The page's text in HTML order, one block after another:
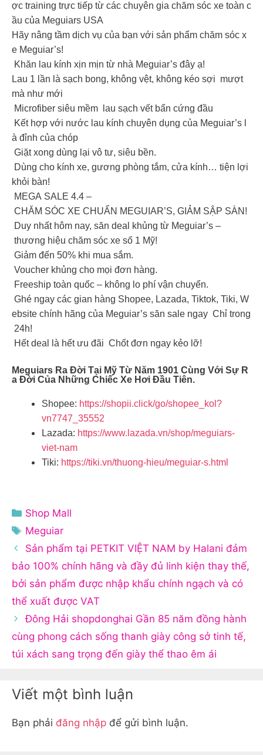
ợc training trực tiếp từ các chuyên gia chăm sóc xe toàn c
ầu của Meguiars USA
Hãy nâng tầm dịch vụ của bạn với sản phẩm chăm sóc x
e Meguiar’s!
Khăn lau kính xịn mịn từ nhà Meguiar’s đây ạ!
Lau 1 lần là sạch bong, không vệt, không kéo sợi mượt
mà như mới
Microfiber siêu mềm lau sạch vết bẩn cứng đầu
Kết hợp với nước lau kính chuyên dụng của Meguiar’s l
à đỉnh của chóp
Giặt xong dùng lại vô tư, siêu bền.
Dùng cho kính xe, gương phòng tắm, cửa kính… tiện lợi
khỏi bàn!
MEGA SALE 4.4 –
CHĂM SÓC XE CHUẨN MEGUIAR’S, GIẢM SẬP SÀN!
Duy nhất hôm nay, săn deal khủng từ Meguiar’s –
thương hiệu chăm sóc xe số 1 Mỹ!
Giảm đến 50% khi mua sắm.
Voucher khủng cho mọi đơn hàng.
Freeship toàn quốc – không lo phí vận chuyển.
Ghé ngay các gian hàng Shopee, Lazada, Tiktok, Tiki, W
ebsite chính hãng của Meguiar’s săn sale ngay Chỉ trong
24h!
Hết deal là hết ưu đãi Chốt đơn ngay kẻo lỡ!
Meguiars Ra Đời Tại Mỹ Từ Năm 1901 Cùng Với Sự R
A Đời Của Những Chiếc Xe Hơi Đầu Tiên.
Shopee: https://shopii.click/go/shopee_kol?
vn7747_35552
Lazada: https://www.lazada.vn/shop/meguiars-
viet-nam
Tiki: https://tiki.vn/thuong-hieu/meguiar-s.html
Danh
mục
Shop Mall
Thẻ
Meguiar
Sản phẩm tại PETKIT VIỆT NAM by Halani đảm
bảo 100% chính hãng và đầy đủ linh kiện thay thế,
bởi sản phẩm được nhập khẩu chính ngạch và có
thể xuất được VAT
Đông Hải shopdonghai Gần 85 năm đồng hành
cùng phong cách sống thanh giày công sở tinh tế,
túi xách sang trọng đến giày thể thao êm ái
Viết một bình luận
Bạn phải đăng nhập để gửi bình luận.